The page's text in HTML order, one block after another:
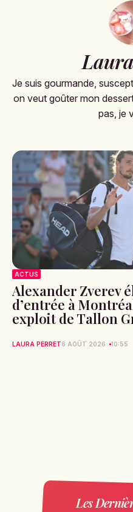
Je suis gourmande,
on veut goûter mon
pas, je
ACTUS
Alexander Zverev
d’entrée à
exploit de Tallon
LAURA PERRET6 AOÛT 2026 10:55
Les